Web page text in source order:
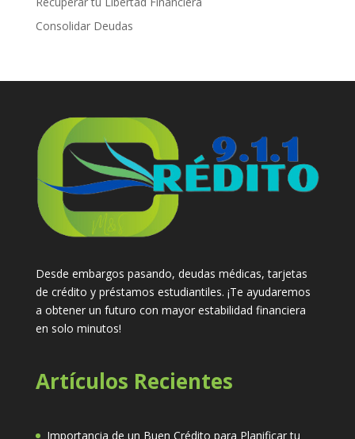
Consolidar Deudas
Desde embargos pasando, deudas médicas, tarjetas
de crédito y préstamos estudiantiles. ¡Te ayudaremos
a obtener un futuro con mayor estabilidad financiera
en solo minutos!
Artículos Recientes
Importancia de un Buen Crédito para Planificar tu